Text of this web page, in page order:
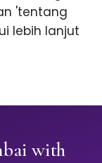
'tentang
lebih lanjut
with